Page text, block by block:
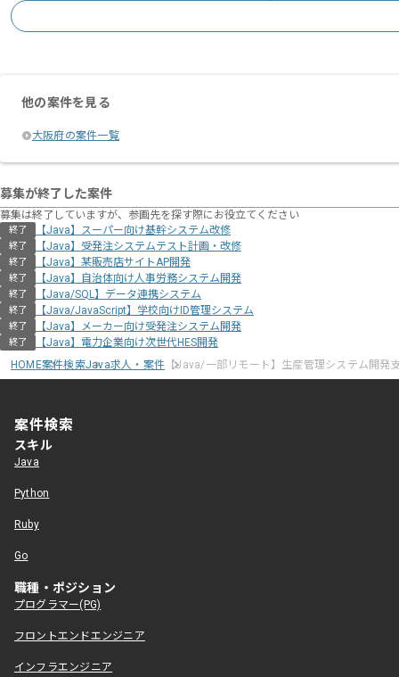
他の案件を見る
大阪府の案件一覧
募集が終了した案件
募集は終了していますが、参画先を探す際にお役立てください
終了 【Java】スーパー向け基幹システム改修
終了 【Java】受発注システムテスト計画・改修
終了 【Java】某販売店サイトAP開発
終了 【Java】自治体向け人事労務システム開発
終了 【Java/SQL】データ連携システム
終了 【Java/JavaScript】学校向けID管理システム
終了 【Java】メーカー向け受発注システム開発
終了
【Java】電力企業向け次世代HES開発
HOME案件検索Java求人・案件 【Java/一部リモート】生産管理システム開発
案件検索
スキル
Java
Python
Ruby
Go
職種・ポジション
プログラマー(PG)
フロントエンドエンジニア
インフラエンジニア